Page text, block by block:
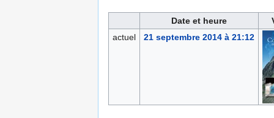
Date et heure
actuel
21 septembre 2014 à 21:12